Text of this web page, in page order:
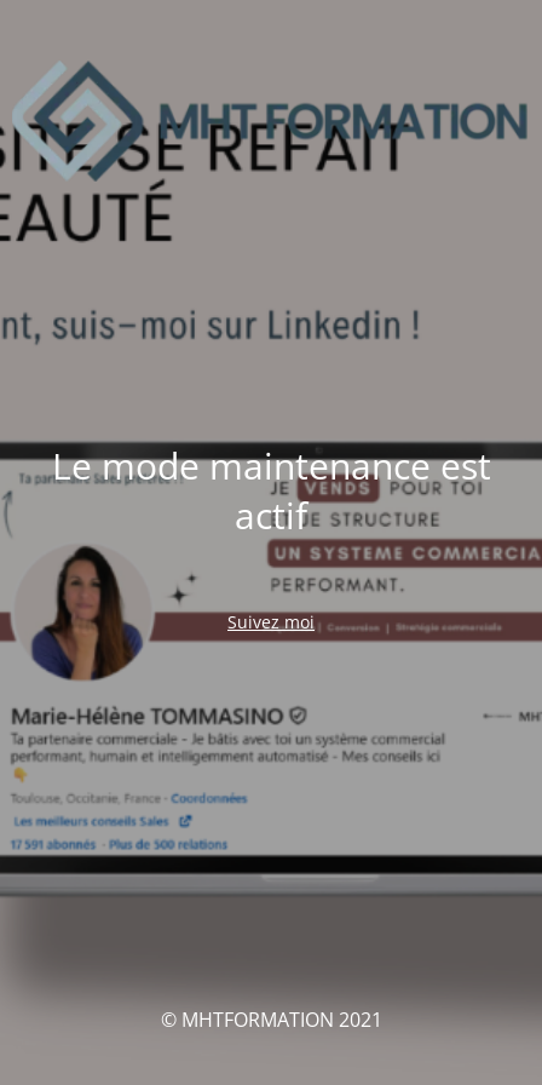
Le mode maintenance est
actif
Suivez moi
© MHTFORMATION 2021